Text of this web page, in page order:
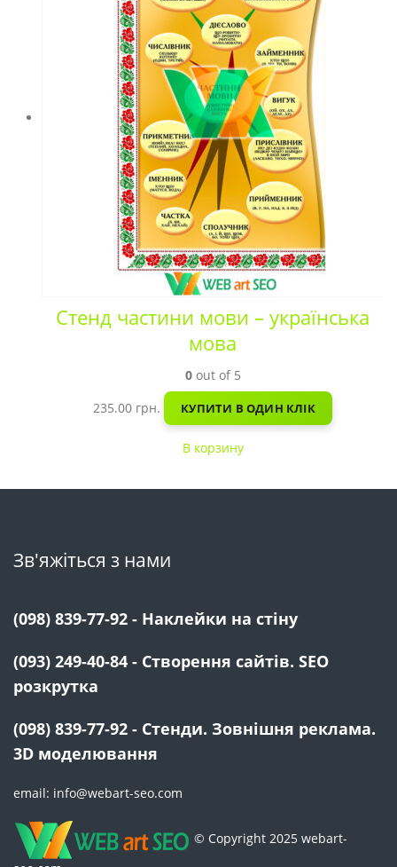
Стенд частини мови – українська
мова
0out of 5
235.00 грн. КУПИТИ В ОДИН КЛІК
В корзину
Зв'яжіться з нами
(098) 839-77-92 - Наклейки на стіну
(093) 249-40-84 - Створення сайтів. SEO
розкрутка
(098) 839-77-92 - Стенди. Зовнішня реклама.
3D моделювання
email: info@webart-seo.com
© Copyright 2025 webart-